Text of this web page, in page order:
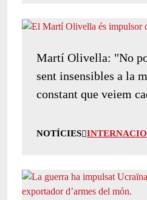
Martí Olivella: "No
sent insensibles a la
constant que veiem
NOTÍCIES